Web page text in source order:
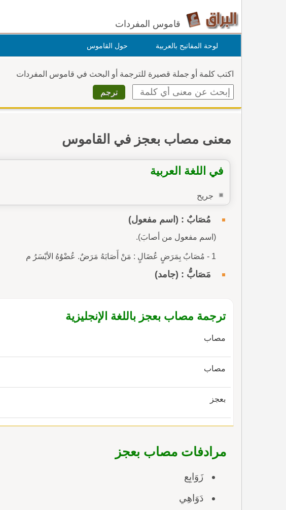
قاموس المفردات
لوحة المفاتيح بالعربية حول القاموس
اكتب كلمة أو جملة قصيرة للترجمة أو البحث في قاموس المفردات
معنى مصاب بعجز في القاموس
في اللغة العربية
جريح
مُصَابٌ : (اسم مفعول)
(اسم مفعول من أصابَ).
1 - مُصَابٌ بِمَرَضٍ عُضَالٍ : مَنْ أَصَابَهُ مَرَضٌ. عُضْوُهُ الأيْسَرُ م
مَصَابُّ : (جامد)
ترجمة مصاب بعجز باللغة الإنجليزية
مصاب
مصاب
بعجز
مرادفات مصاب بعجز
زَوَابِع
دَوَاهِي